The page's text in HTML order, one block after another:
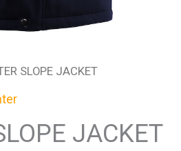
SLOPE JACKET
JACKET